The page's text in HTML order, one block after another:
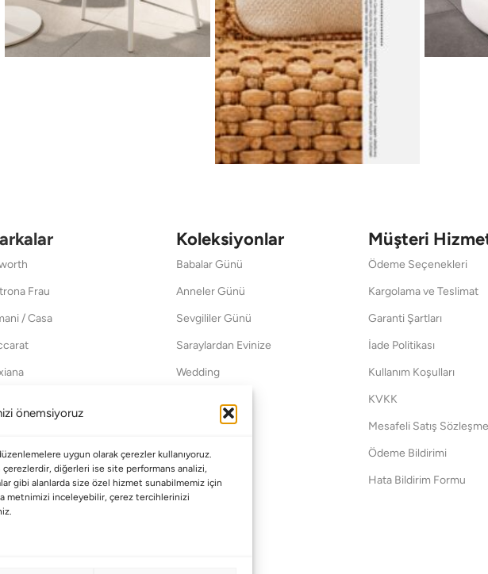
önemsiyoruz
uygun olarak çerezler kullanıyoruz.
çerezlerdir, diğerleri ise site performans analizi,
gibi alanlarda size özel hizmet sunabilmemiz için
metnimizi inceleyebilir, çerez tercihlerinizi
Frau
/ Casa
Koleksiyonlar
Babalar Günü
Anneler Günü
Sevgililer Günü
Saraylardan Evinize
Wedding
Yat
Müşteri
Ödeme Seçenekleri
Kargolama ve Teslimat
Garanti Şartları
İade Politikası
Kullanım Koşulları
KVKK
Mesafeli Satış
Ödeme Bildirimi
Hata Bildirim Formu